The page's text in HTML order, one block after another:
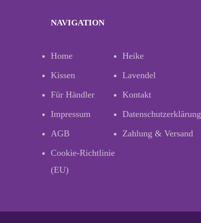
NAVIGATION
Home
Heike
Kissen
Lavendel
Für Händler
Kontakt
Impressum
Datenschutzerklärung
AGB
Zahlung & Versand
Cookie-Richtlinie
(EU)